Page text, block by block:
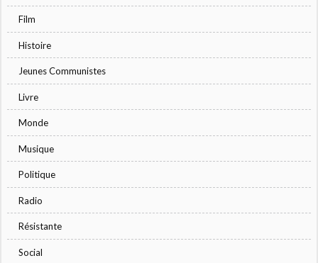
Film
Histoire
Jeunes Communistes
Livre
Monde
Musique
Politique
Radio
Résistante
Social